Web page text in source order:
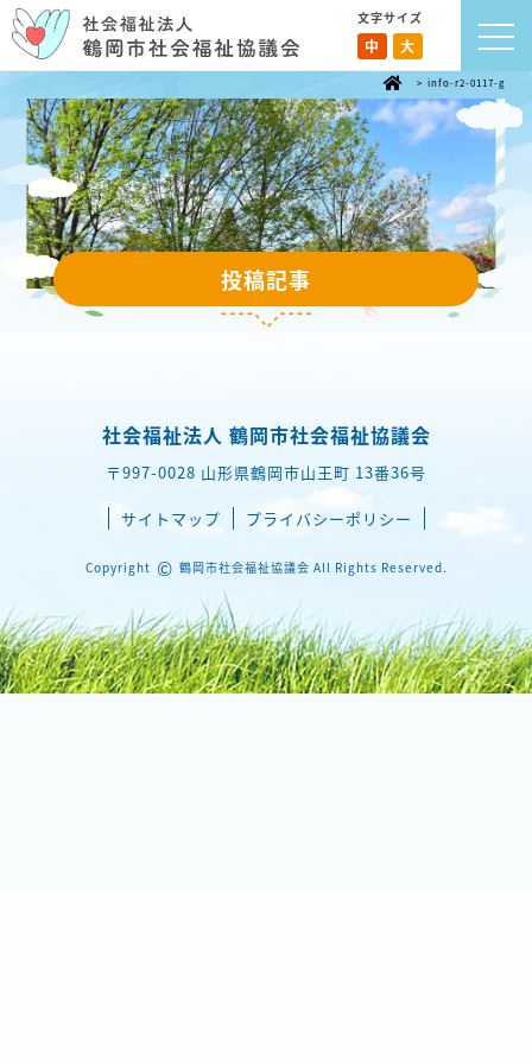
文字サイズ
中 大
> info-r2-0117-g
投稿記事
社会福祉法人 鶴岡市社会福祉協議会
〒997-0028 山形県鶴岡市山王町 13番36号
サイトマップ プライバシーポリシー
Copyright © 鶴岡市社会福祉協議会 All Rights Reserved.